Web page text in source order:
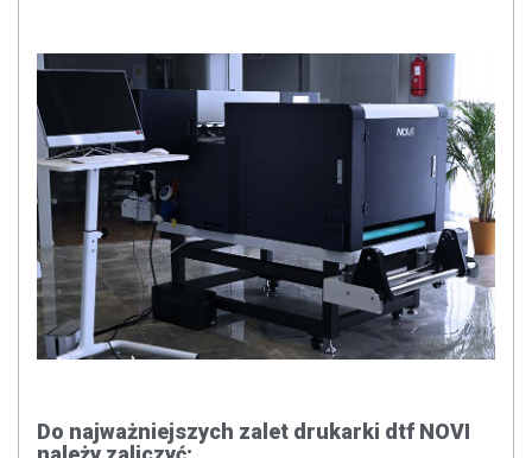
Do najważniejszych zalet drukarki dtf NOVI